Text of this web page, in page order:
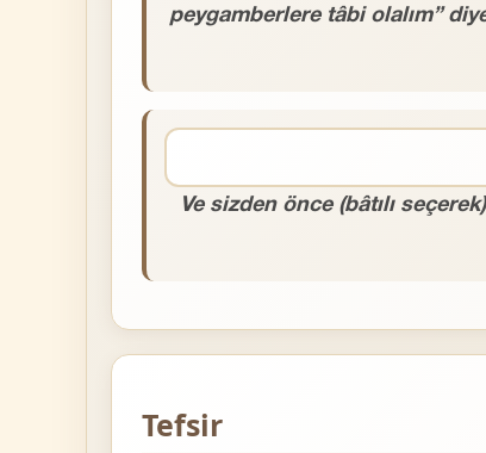
peygamberlere tâbi olalım”
Ve sizden önce (bâtılı
Tefsir